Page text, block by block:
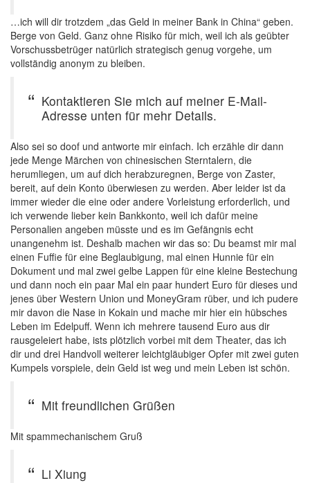
…ich will dir trotzdem „das Geld in meiner Bank in China“ geben.
Berge von Geld. Ganz ohne Risiko für mich, weil ich als geübter
Vorschussbetrüger natürlich strategisch genug vorgehe, um
vollständig anonym zu bleiben.
Kontaktieren Sie mich auf meiner E-Mail-
Adresse unten für mehr Details.
Also sei so doof und antworte mir einfach. Ich erzähle dir dann
jede Menge Märchen von chinesischen Sterntalern, die
herumliegen, um auf dich herabzuregnen, Berge von Zaster,
bereit, auf dein Konto überwiesen zu werden. Aber leider ist da
immer wieder die eine oder andere Vorleistung erforderlich, und
ich verwende lieber kein Bankkonto, weil ich dafür meine
Personalien angeben müsste und es im Gefängnis echt
unangenehm ist. Deshalb machen wir das so: Du beamst mir mal
einen Fuffie für eine Beglaubigung, mal einen Hunnie für ein
Dokument und mal zwei gelbe Lappen für eine kleine Bestechung
und dann noch ein paar Mal ein paar hundert Euro für dieses und
jenes über Western Union und MoneyGram rüber, und ich pudere
mir davon die Nase in Kokain und mache mir hier ein hübsches
Leben im Edelpuff. Wenn ich mehrere tausend Euro aus dir
rausgeleiert habe, ists plötzlich vorbei mit dem Theater, das ich
dir und drei Handvoll weiterer leichtgläubiger Opfer mit zwei guten
Kumpels vorspiele, dein Geld ist weg und mein Leben ist schön.
Mit freundlichen Grüßen
Mit spammechanischem Gruß
Li Xiung